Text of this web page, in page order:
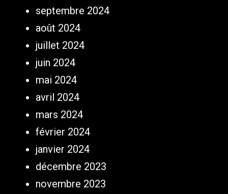
septembre 2024
août 2024
juillet 2024
juin 2024
mai 2024
avril 2024
mars 2024
février 2024
janvier 2024
décembre 2023
novembre 2023